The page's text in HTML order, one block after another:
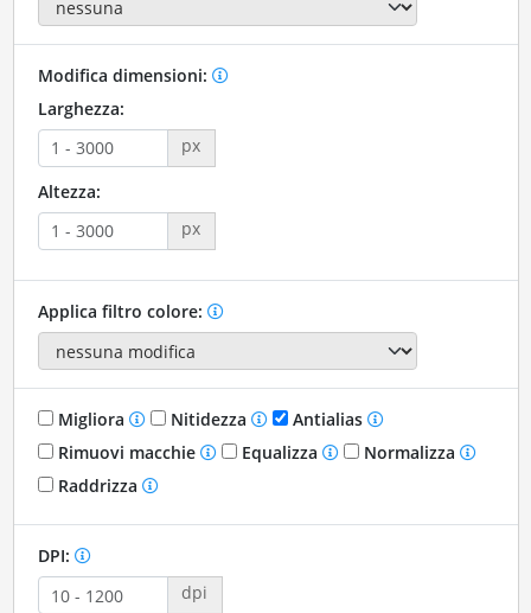
Modifica dimensioni:
Larghezza:
px
Altezza:
px
Applica filtro colore:
Migliora Nitidezza
Antialias
Rimuovi macchie
Equalizza
Normalizza
Raddrizza
DPI:
dpi